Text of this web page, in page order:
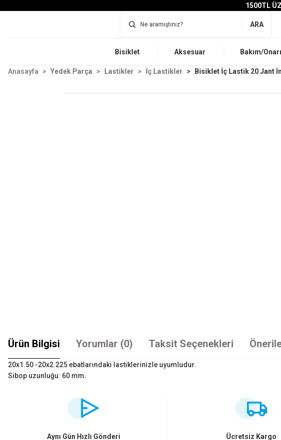
1500TL
ARA
Bisiklet Aksesuar Bakım/
Anasayfa Yedek Parça Lastikler İç Lastikler Bisiklet İç Lastik 20 Jant
Ürün Bilgisi Yorumlar (0) Taksit Seçenekleri
20x1.50 -20x2.225 ebatlarındaki lastiklerinizle uyumludur.
Sibop uzunluğu: 60 mm.
Görüş ve önerileriniz için teşekkür ederiz.
Aynı Gün Hızlı Gönderi Ücretsiz Kargo